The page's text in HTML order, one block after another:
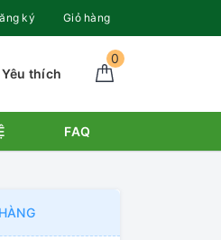
ký Giỏ hàng
0
Yêu thích
FAQ